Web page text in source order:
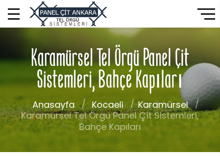
Karamürsel Tel Örgü Panel Çit
Sistemleri, Bahçe Kapıları
Anasayfa Kocaeli
Karamürsel
Karamürsel Tel Örgü Panel Çit Sistemleri,
Bahçe Kapıları